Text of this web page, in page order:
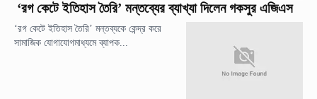
‘রগ কেটে ইতিহাস তৈরি’ মন্তব্যের ব্যাখ্যা দিলেন গকসুর এজিএস
‘রগ কেটে ইতিহাস তৈরি’ মন্তব্যকে কেন্দ্র করে
সামাজিক যোগাযোগমাধ্যমে ব্যাপক...